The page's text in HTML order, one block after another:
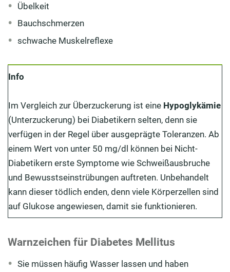
Übelkeit
Bauchschmerzen
schwache Muskelreflexe
Info
Im Vergleich zur Überzuckerung ist eine Hypoglykämie
(Unterzuckerung) bei Diabetikern selten, denn sie
verfügen in der Regel über ausgeprägte Toleranzen. Ab
einem Wert von unter 50 mg/dl können bei Nicht-
Diabetikern erste Symptome wie Schweißausbruche
und Bewusstseinstrübungen auftreten. Unbehandelt
kann dieser tödlich enden, denn viele Körperzellen sind
auf Glukose angewiesen, damit sie funktionieren.
Warnzeichen für Diabetes Mellitus
Sie müssen häufig Wasser lassen und haben